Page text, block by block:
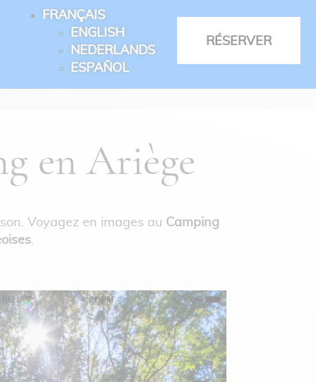
FRANÇAIS
ENGLISH
NEDERLANDS
ESPAÑOL
RÉSERVER
en Ariège
Voyagez en images au Camping
.